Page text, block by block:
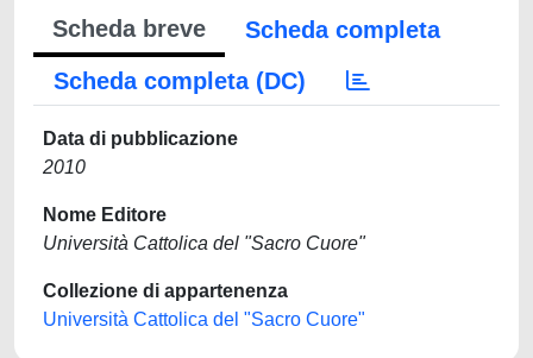
Scheda breve
Scheda completa
Scheda completa (DC)
Data di pubblicazione
2010
Nome Editore
Università Cattolica del "Sacro Cuore"
Collezione di appartenenza
Università Cattolica del "Sacro Cuore"